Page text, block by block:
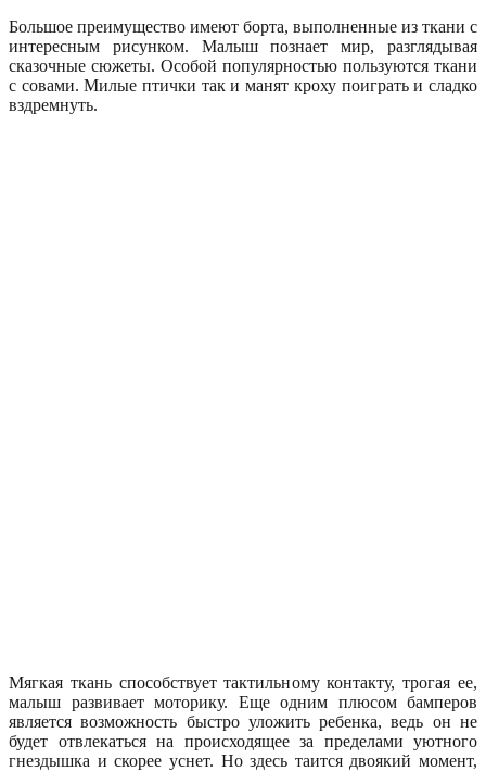
Большое преимущество имеют борта, выполненные из ткани с
интересным рисунком. Малыш познает мир, разглядывая
сказочные сюжеты. Особой популярностью пользуются ткани
с совами. Милые птички так и манят кроху поиграть и сладко
вздремнуть.
Мягкая ткань способствует тактильному контакту, трогая ее,
малыш развивает моторику. Еще одним плюсом бамперов
является возможность быстро уложить ребенка, ведь он не
будет отвлекаться на происходящее за пределами уютного
гнездышка и скорее уснет. Но здесь таится двоякий момент,